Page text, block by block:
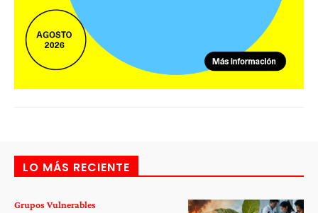
LO MÁS RECIENTE
Grupos Vulnerables